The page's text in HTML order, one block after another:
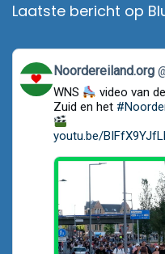
Laatste bericht op
View
post
by
Noordereiland.org
Noordereiland.org
WNS
video van
Zuid en het
youtu.be/